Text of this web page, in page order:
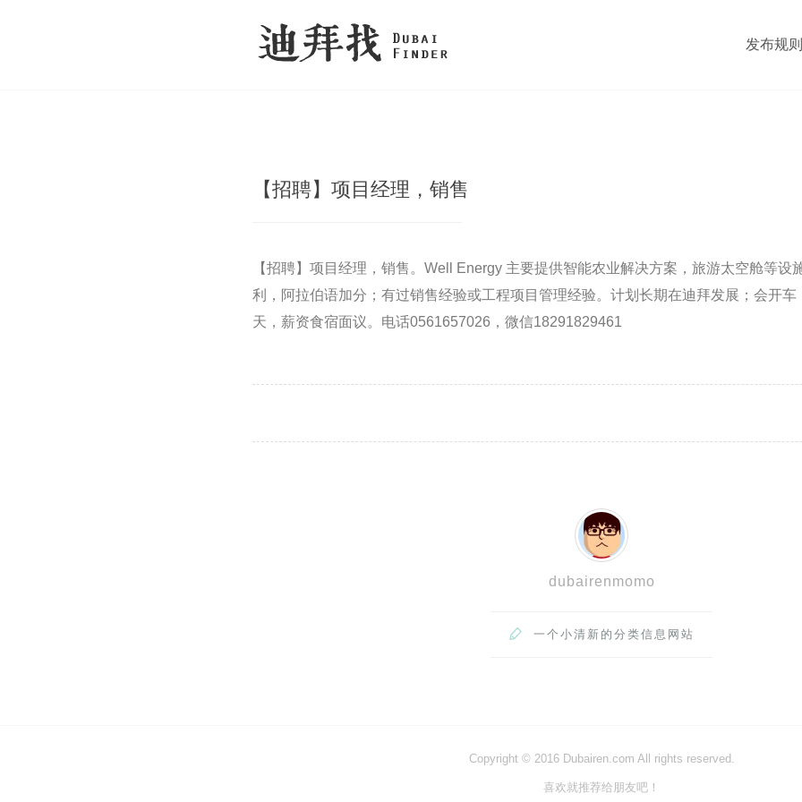
发布规则
【招聘】项目经理，销售
【招聘】项目经理，销售。Well Energy 主要提供智能农业解决方案，旅游太空舱等设
利，阿拉伯语加分；有过销售经验或工程项目管理经验。计划长期在迪拜发展；会开车
天，薪资食宿面议。电话0561657026，微信18291829461
dubairenmomo
 一个小清新的分类信息网站
Copyright © 2016 Dubairen.com All rights reserved.
喜欢就推荐给朋友吧！